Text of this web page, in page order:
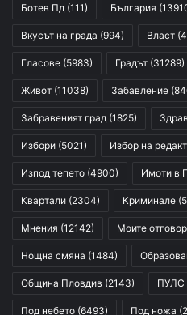
Ботев Пд (111) България
Вкусът на града (994) Власт
Гласове (5983) Градът (31289)
Живот (11038) Забавление
Забравеният град (1825)
Избори (5021) Избор на
Изпод тепето (4900) Имоти в
Квартали (2304) Криминале
Мнения (12142) Моите
Нощна смяна (1484)
Община Пловдив (2143) ПУЛС
Под небето (6493) Под ножа